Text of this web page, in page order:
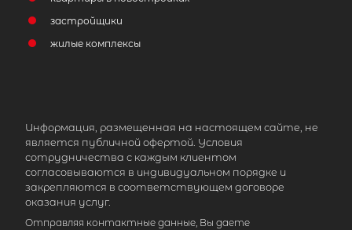
застройщики
жилые комплексы
Информация, размещенная на настоящем сайте, не
является публичной офертой. Условия
сотрудничества с каждым клиентом
согласовываются в индивидуальном порядке и
закрепляются в соответствующем договоре
оказания услуг.
Отправляя контактные данные, Вы даете